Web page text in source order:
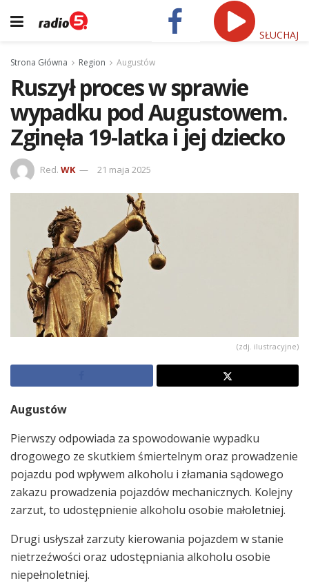
SŁUCHAJ
Strona Główna Region Augustów
Ruszył proces w sprawie
wypadku pod Augustowem.
Zginęła 19-latka i jej dziecko
Red. WK 21 maja 2025
(zdj. ilustracyjne)
Augustów
Pierwszy odpowiada za spowodowanie wypadku
drogowego ze skutkiem śmiertelnym oraz prowadzenie
pojazdu pod wpływem alkoholu i złamania sądowego
zakazu prowadzenia pojazdów mechanicznych. Kolejny
zarzut, to udostępnienie alkoholu osobie małoletniej.
Drugi usłyszał zarzuty kierowania pojazdem w stanie
nietrzeźwości oraz udostępniania alkoholu osobie
niepełnoletniej.